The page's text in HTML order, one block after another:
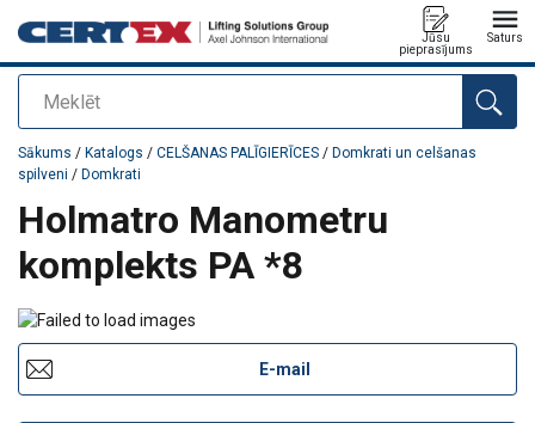
Meklēt
Jūsu
pieprasījums
Saturs
Pievienots jūsu pasūtījumam
Sākums / Katalogs / CELŠANAS PALĪGIERĪCES / Domkrati un celšanas
spilveni / Domkrati
Holmatro Manometru
komplekts PA *8
E-mail